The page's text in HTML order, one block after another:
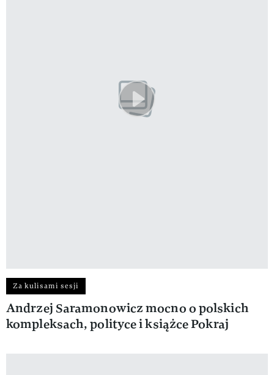
Za kulisami sesji
Andrzej Saramonowicz mocno o polskich
kompleksach, polityce i książce Pokraj